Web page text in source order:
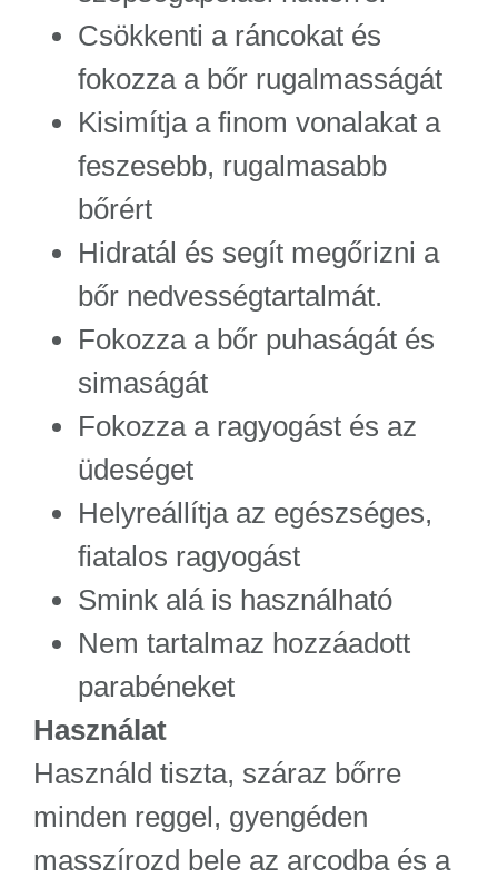
Csökkenti a ráncokat és
fokozza a bőr rugalmasságát
Kisimítja a finom vonalakat a
feszesebb, rugalmasabb
bőrért
Hidratál és segít megőrizni a
bőr nedvességtartalmát.
Fokozza a bőr puhaságát és
simaságát
Fokozza a ragyogást és az
üdeséget
Helyreállítja az egészséges,
fiatalos ragyogást
Smink alá is használható
Nem tartalmaz hozzáadott
parabéneket
Használat
Használd tiszta, száraz bőrre
minden reggel, gyengéden
masszírozd bele az arcodba és a